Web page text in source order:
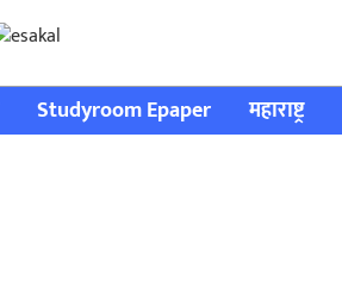
Studyroom Epaper महाराष्ट्र